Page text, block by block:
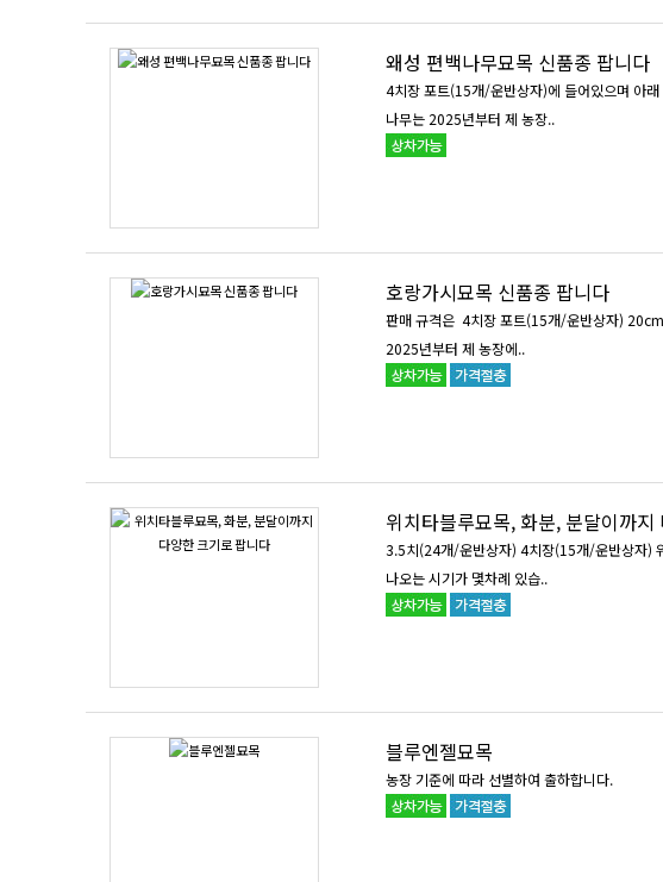
왜성 편백나무묘목 신품종 팝니다
4치장 포트(15개/운반상자)에 들어있으며 아
나무는 2025년부터 제 농장..
호랑가시묘목 신품종 팝니다
판매 규격은 4치장 포트(15개/운반상자) 20cm 이상 600주(2년생, 평균 30cm 이상)해외에서 2018년 도입후 죽 지켜보다가
2025년부터 제 농장에..
위치타블루묘목, 화분, 분달이까
3.5치(24개/운반상자) 4치장(15개/운반상자)
나오는 시기가 몇차례 있습..
블루엔젤묘목
농장 기준에 따라 선별하여 출하합니다.